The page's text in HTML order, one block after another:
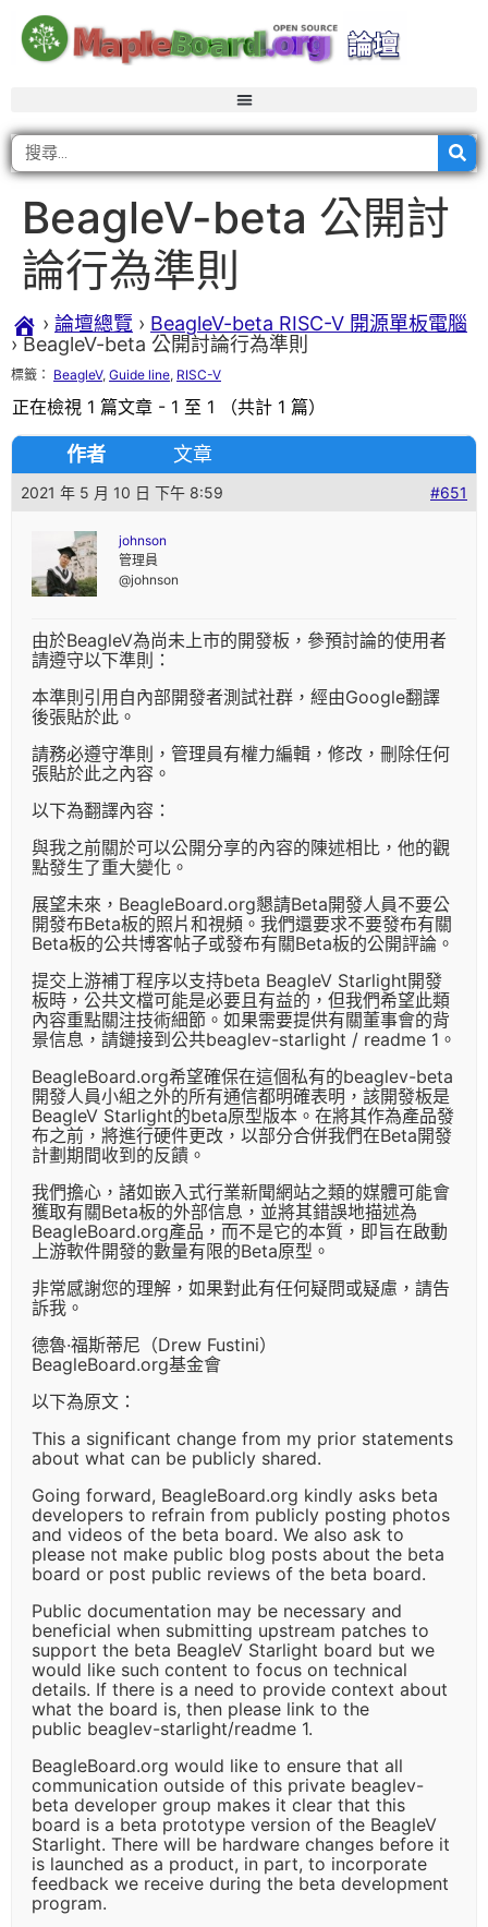
BeagleV-beta 公開討
論行為準則
› 論壇總覽 › BeagleV-beta RISC-V 開源單板電腦
› BeagleV-beta 公開討論行為準則
標籤： BeagleV, Guide line, RISC-V
正在檢視 1 篇文章 - 1 至 1 （共計 1 篇）
作者 文章
2021 年 5 月 10 日 下午 8:59 #651
johnson
管理員
@johnson
由於BeagleV為尚未上市的開發板，參預討論的使用者
請遵守以下準則：
本準則引用自內部開發者測試社群，經由Google翻譯
後張貼於此。
請務必遵守準則，管理員有權力編輯，修改，刪除任何
張貼於此之內容。
以下為翻譯內容：
與我之前關於可以公開分享的內容的陳述相比，他的觀
點發生了重大變化。
展望未來，BeagleBoard.org懇請Beta開發人員不要公
開發布Beta板的照片和視頻。我們還要求不要發布有關
Beta板的公共博客帖子或發布有關Beta板的公開評論。
提交上游補丁程序以支持beta BeagleV Starlight開發
板時，公共文檔可能是必要且有益的，但我們希望此類
內容重點關注技術細節。如果需要提供有關董事會的背
景信息，請鏈接到公共beaglev-starlight / readme 1。
BeagleBoard.org希望確保在這個私有的beaglev-beta
開發人員小組之外的所有通信都明確表明，該開發板是
BeagleV Starlight的beta原型版本。在將其作為產品發
布之前，將進行硬件更改，以部分合併我們在Beta開發
計劃期間收到的反饋。
我們擔心，諸如嵌入式行業新聞網站之類的媒體可能會
獲取有關Beta板的外部信息，並將其錯誤地描述為
BeagleBoard.org產品，而不是它的本質，即旨在啟動
上游軟件開發的數量有限的Beta原型。
非常感謝您的理解，如果對此有任何疑問或疑慮，請告
訴我。
德魯·福斯蒂尼（Drew Fustini）
BeagleBoard.org基金會
以下為原文：
This a significant change from my prior statements
about what can be publicly shared.
Going forward, BeagleBoard.org kindly asks beta
developers to refrain from publicly posting photos
and videos of the beta board. We also ask to
please not make public blog posts about the beta
board or post public reviews of the beta board.
Public documentation may be necessary and
beneficial when submitting upstream patches to
support the beta BeagleV Starlight board but we
would like such content to focus on technical
details. If there is a need to provide context about
what the board is, then please link to the
public beaglev-starlight/readme 1.
BeagleBoard.org would like to ensure that all
communication outside of this private beaglev-
beta developer group makes it clear that this
board is a beta prototype version of the BeagleV
Starlight. There will be hardware changes before it
is launched as a product, in part, to incorporate
feedback we receive during the beta development
program.